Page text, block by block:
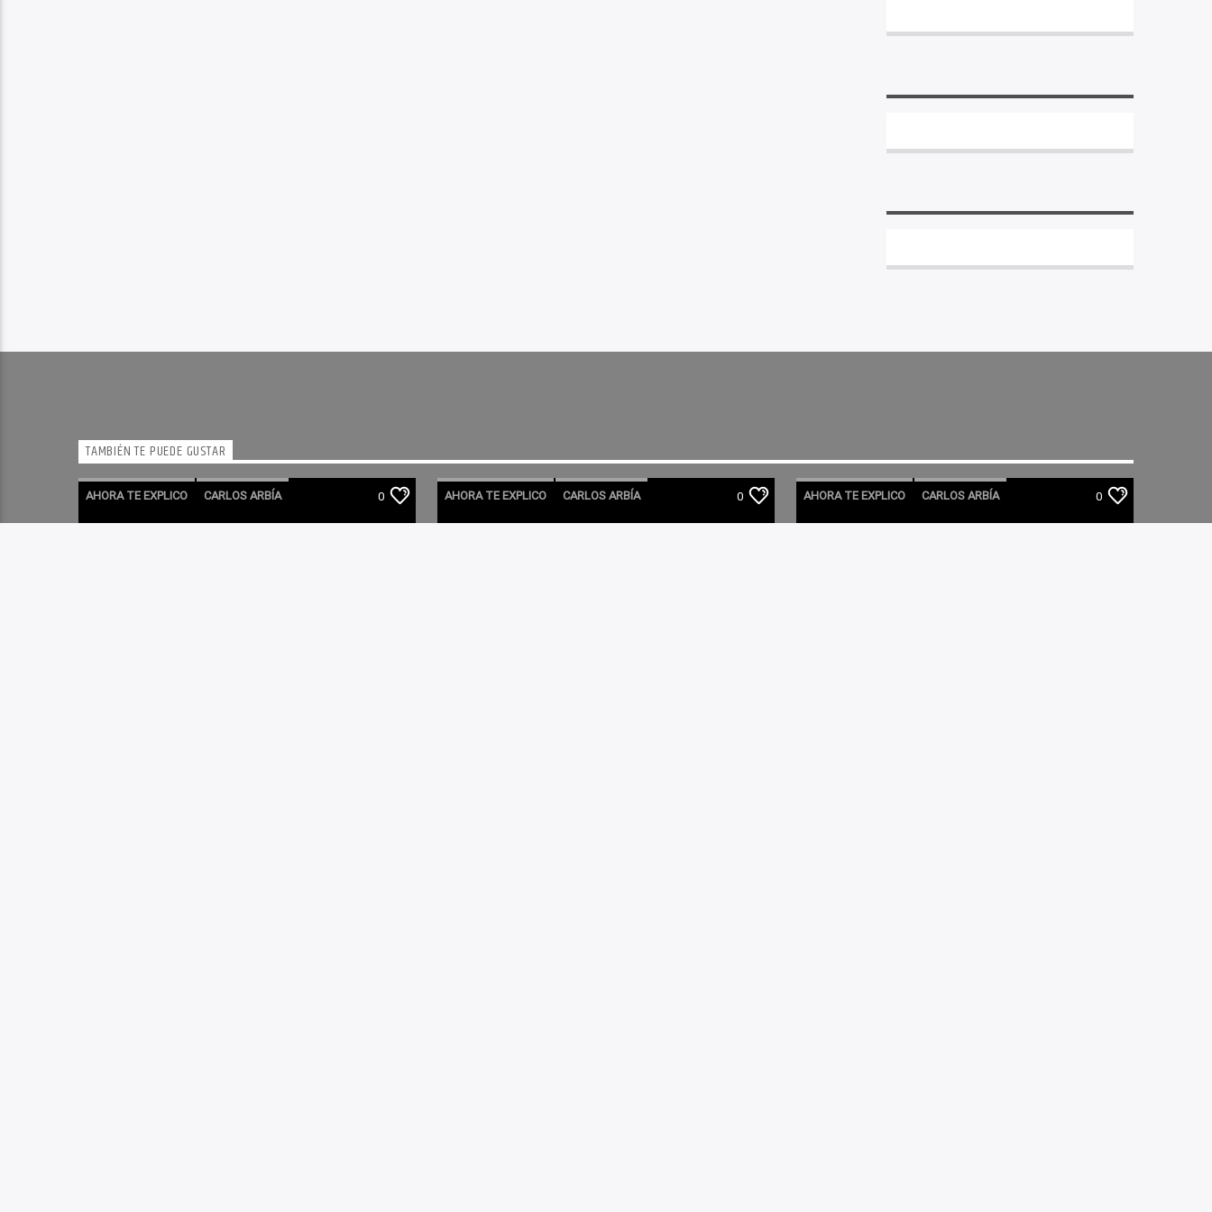
TAMBIÉN TE PUEDE GUSTAR
AHORA TE EXPLICO CARLOS ARBÍA 0 AHORA TE EXPLICO CARLOS ARBÍA 0 AHORA TE EXPLICO CARLOS ARBÍA 0